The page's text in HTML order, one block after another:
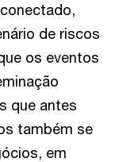
de riscos
os eventos
que antes
também se
em